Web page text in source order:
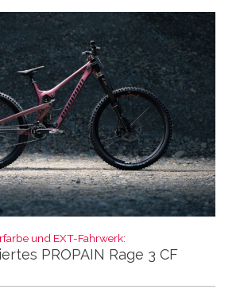
und EXT-Fahrwerk:
PROPAIN Rage 3 CF